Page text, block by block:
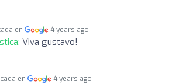
en 4 years ago
Viva gustavo!
en 4 years ago